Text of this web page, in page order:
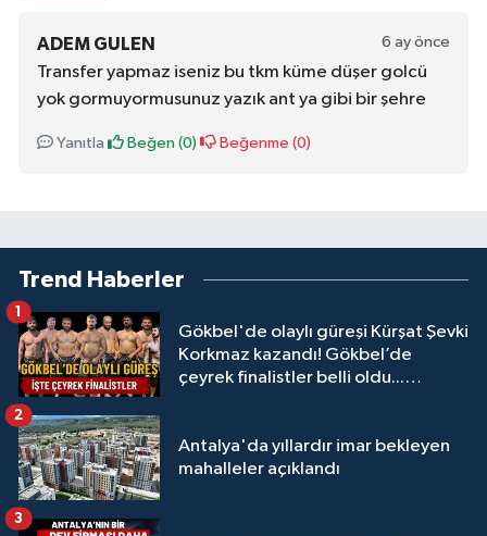
ADEM GULEN 6 ay önce
Transfer yapmaz iseniz bu tkm küme düşer golcü
yok gormuyormusunuz yazık ant ya gibi bir şehre
Yanıtla Beğen (0) Beğenme (0)
Trend Haberler
Gökbel'de olaylı güreşi Kürşat Şevki
Korkmaz kazandı! Gökbel’de
çeyrek finalistler belli oldu...
1
Antalya'da yıllardır imar bekleyen
mahalleler açıklandı
2
3